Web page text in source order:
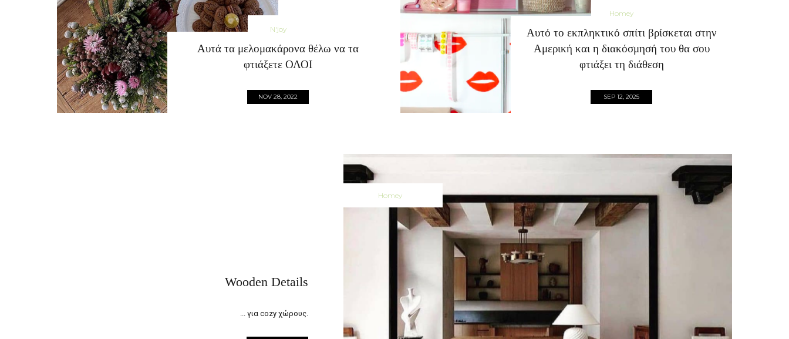
N'joy
Αυτά τα μελομακάρονα θέλω να τα
φτιάξετε ΟΛΟΙ
NOV 28, 2022
Homey
Aυτό το εκπληκτικό σπίτι βρίσκεται στην
Αμερική και η διακόσμησή του θα σου
φτιάξει τη διάθεση
SEP 12, 2025
Homey
Wooden Details
... για cozy χώρους.